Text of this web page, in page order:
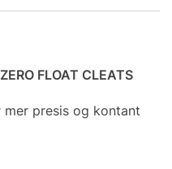
FLOAT CLEATS
presis og kontant